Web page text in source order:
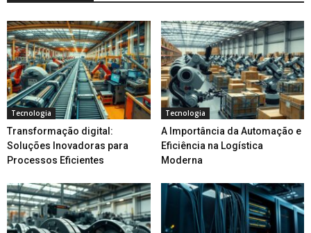
Tecnologia
Transformação digital:
Soluções Inovadoras para
Processos Eficientes
Tecnologia
A Importância da Automação e
Eficiência na Logística
Moderna